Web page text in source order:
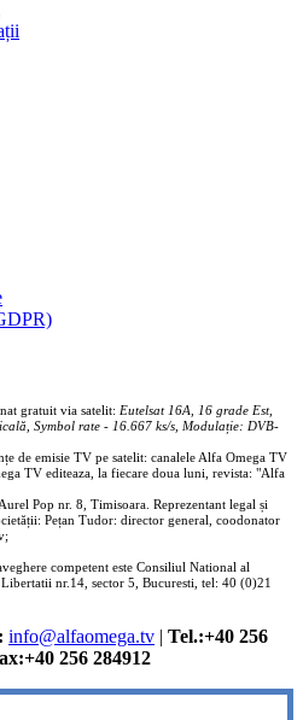
gratuit via satelit: Eutelsat 16A, 16 grade Est,
lă, Symbol rate - 16.667 ks/s, Modulație: DVB-
de emisie TV pe satelit: canalele Alfa Omega TV
TV editeaza, la fiecare doua luni, revista: "Alfa
Pop nr. 8, Timisoara. Reprezentant legal și
Pețan Tudor: director general, coodonator
competent este Consiliul National al
nr.14, sector 5, Bucuresti, tel: 40 (0)21
info@alfaomega.tv | Tel.:+40 256
256 284912